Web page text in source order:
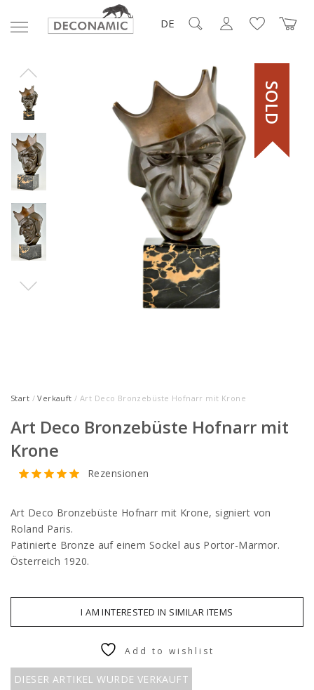
DE
SOLD
Start /Verkauft / Art Deco Bronzebüste Hofnarr mit Krone
Art Deco Bronzebüste Hofnarr mit
Krone
Rezensionen
Art Deco Bronzebüste Hofnarr mit Krone, signiert von
Roland Paris.
Patinierte Bronze auf einem Sockel aus Portor-Marmor.
Österreich 1920.
I AM INTERESTED IN SIMILAR ITEMS
DIESER ARTIKEL WURDE VERKAUFT
Add to wishlist